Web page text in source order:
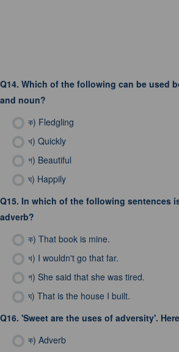
Q14. Which of the following can be used
and noun?
ক) Fledgling
খ) Quickly
গ) Beautiful
ঘ) Happily
Q15. In which of the following sentences
adverb?
ক) That book is mine.
খ) I wouldn't go that far.
গ) She said that she was tired.
ঘ) That is the house I built.
Q16. 'Sweet are the uses of adversity'.
ক) Adverb